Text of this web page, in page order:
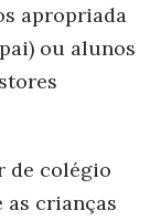
apropriada
ou alunos
de colégio
as crianças